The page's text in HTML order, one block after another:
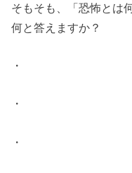
そもそも、「恐怖とは
何と答えますか？
・
・
・